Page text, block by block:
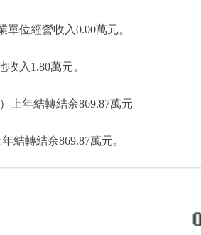
位經營收入0.00萬元。
入1.80萬元。
年結轉結余869.87萬元
轉結余869.87萬元。